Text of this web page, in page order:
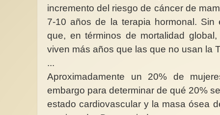
incremento del riesgo de cáncer de
7-10 años de la terapia hormonal. Sin
que, en términos de mortalidad
viven más años que las que no usan la
...
Aproximadamente un 20% de
embargo para determinar de qué 20%
estado cardiovascular y la masa ósea